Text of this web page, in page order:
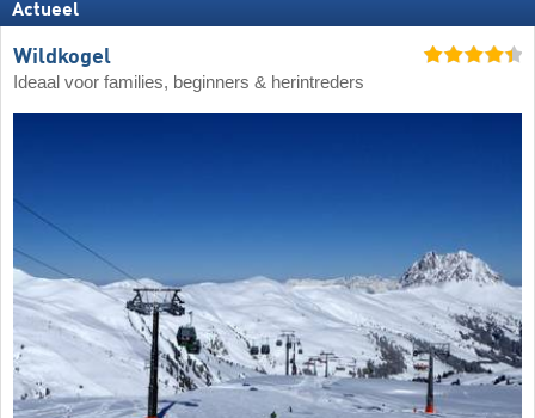
Actueel
Wildkogel
Ideaal voor families, beginners & herintreders